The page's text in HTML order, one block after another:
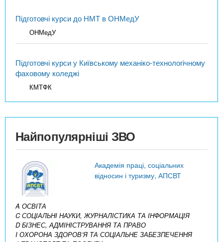
Підготовчі курси до НМТ в ОНМедУ
ОНМедУ
Підготовчі курси у Київському механіко-технологічному
фаховому коледжі
КМТФК
Найпопулярніші ЗВО
Академія праці, соціальних
відносин і туризму, АПСВТ
A ОСВІТА
C СОЦІАЛЬНІ НАУКИ, ЖУРНАЛІСТИКА ТА ІНФОРМАЦІЯ
D БІЗНЕС, АДМІНІСТРУВАННЯ ТА ПРАВО
I ОХОРОНА ЗДОРОВ’Я ТА СОЦІАЛЬНЕ ЗАБЕЗПЕЧЕННЯ